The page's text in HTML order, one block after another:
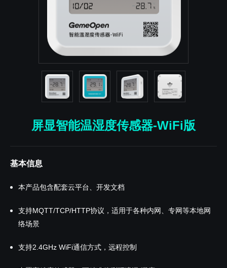
屏显智能温湿度传感器-WiFi版
基本信息
本产品包含配套云平台、开发文档
支持MQTT/TCP/HTTP协议，适用于各种内网、专网等本地网
络场景
支持2.4GHz WiFi通信方式，远程控制